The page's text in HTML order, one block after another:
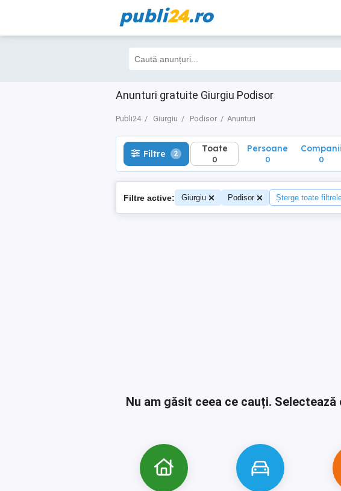
publi24.ro
Anunturi gratuite Giurgiu Podisor
Publi24 Giurgiu Podisor Anunturi
Filtre 2 Toate
0
Filtre 2 Toate
0
Persoane
0
Companii
0
Filtre active: Giurgiu Podisor Șterge toate
Nu am găsit ceea ce cauți.